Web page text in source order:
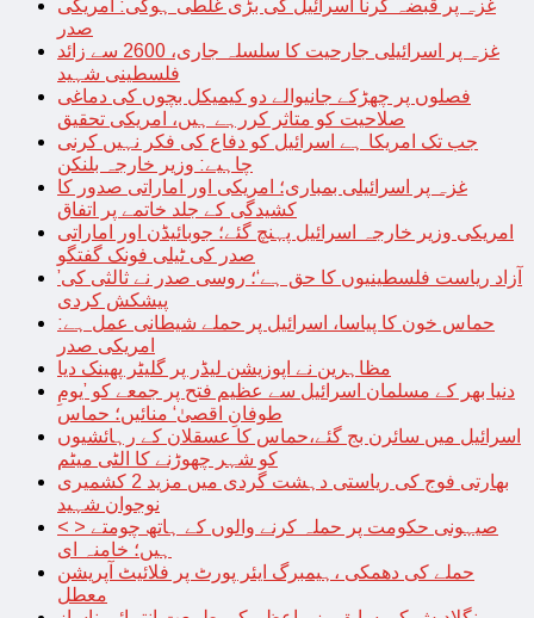
غزہ پر قبضہ کرنا اسرائیل کی بڑی غلطی ہوگی: امریکی
صدر
غزہ پر اسرائیلی جارحیت کا سلسلہ جاری، 2600 سے زائد
فلسطینی شہید
فصلوں پر چھڑکے جانیوالے دو کیمیکل بچوں کی دماغی
صلاحیت کو متاثر کررہے ہیں، امریکی تحقیق
جب تک امریکا ہے اسرائیل کو دفاع کی فکر نہیں کرنی
چاہیے: وزیر خارجہ بلنکن
غزہ پر اسرائیلی بمباری؛ امریکی اور اماراتی صدور کا
کشیدگی کے جلد خاتمے پر اتفاق
امریکی وزیر خارجہ اسرائیل پہنچ گئے؛ جوبائیڈن اور اماراتی
صدر کی ٹیلی فونک گفتگو
’آزاد ریاست فلسطینیوں کا حق ہے‘؛ روسی صدر نے ثالثی کی
پیشکش کردی
حماس خون کا پیاسا، اسرائیل پر حملے شیطانی عمل ہے:
امریکی صدر
مظاہرین نے اپوزیشن لیڈر پر گلیٹر پھینک دیا
دنیا بھر کے مسلمان اسرائیل سے عظیم فتح پر جمعے کو ’یومِ
طوفانِ اقصیٰ‘ منائیں؛ حماس
اسرائیل میں سائرن بج گئے،حماس کا عسقلان کے رہائشیوں
کو شہر چھوڑنے کا الٹی میٹم
بھارتی فوج کی ریاستی دہشت گردی میں مزید 2 کشمیری
نوجوان شہید
< > صیہونی حکومت پر حملہ کرنے والوں کے ہاتھ چومتے
ہیں؛ خامنہ ای
حملے کی دھمکی ،ہیمبرگ ایئر پورٹ پر فلائیٹ آپریشن
معطل